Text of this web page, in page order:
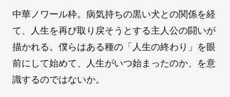
中華ノワール枠。病気持ちの黒い犬との関係を経
て、人生を再び取り戻そうとする主人公の闘いが
描かれる。僕らはある種の「人生の終わり」を眼
前にして始めて、人生がいつ始まったのか、を意
識するのではないか。